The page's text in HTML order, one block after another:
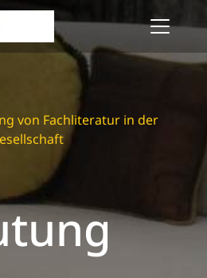
von Fachliteratur in der